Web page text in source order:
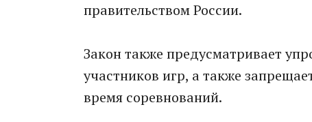
правительством России.
Закон также предусматривает
участников игр, а также
время соревнований.